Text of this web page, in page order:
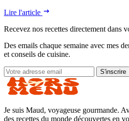
Lire l'article
Recevez nos recettes directement dans
Des emails chaque semaine avec mes
et conseils de cuisine.
S'inscrire
Je suis Maud, voyageuse gourmande.
des recettes du monde découvertes en